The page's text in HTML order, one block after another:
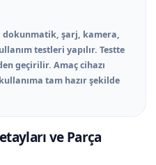
dokunmatik, şarj, kamera,
testleri yapılır. Testte
geçirilir. Amaç cihazı
tam hazır şekilde
ve Parça